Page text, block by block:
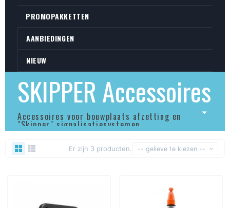
PROMOPAKKETTEN
AANBIEDINGEN
NIEUW
SKIPPER Accessoires
Accessoires voor bouwplaats afzetting en
"Skipper" signalisatiesystemen
Er zijn 3 producten. -- gelieve te kiezen --